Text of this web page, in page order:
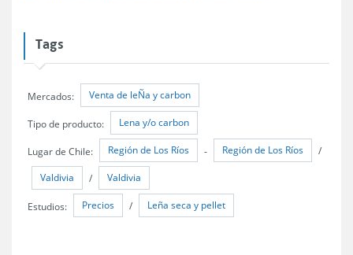
Tags
Mercados: Venta de leÑa y carbon
Tipo de producto: Lena y/o carbon
Lugar de Chile: Región de Los Ríos - Región de Los Ríos /
Valdivia / Valdivia
Estudios: Precios / Leña seca y pellet